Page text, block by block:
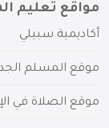
مواقع تعليم
أكاديمية سبيلي
موقع المسلم
موقع الصلاة في